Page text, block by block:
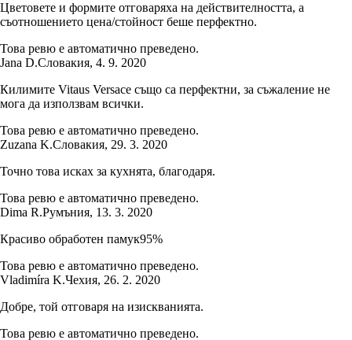
Цветовете и формите отговаряха на действителността, а
съотношението цена/стойност беше перфектно.
Това ревю е автоматично преведено.
Jana D.Словакия, 4. 9. 2020
Килимите Vitaus Versace също са перфектни, за съжаление не
мога да използвам всички.
Това ревю е автоматично преведено.
Zuzana K.Словакия, 29. 3. 2020
Точно това исках за кухнята, благодаря.
Това ревю е автоматично преведено.
Dima R.Румъния, 13. 3. 2020
Красиво обработен памук95%
Това ревю е автоматично преведено.
Vladimíra K.Чехия, 26. 2. 2020
Добре, той отговаря на изискванията.
Това ревю е автоматично преведено.